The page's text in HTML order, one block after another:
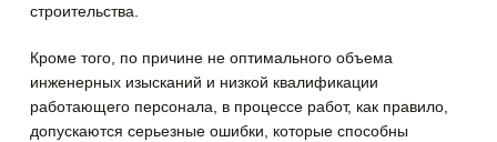
строительства.
Кроме того, по причине не оптимального объема
инженерных изысканий и низкой квалификации
работающего персонала, в процессе работ, как правило,
допускаются серьезные ошибки, которые способны